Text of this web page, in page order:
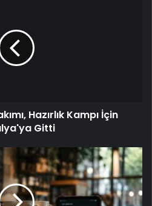
Hazırlık Kampı İçin
Gitti